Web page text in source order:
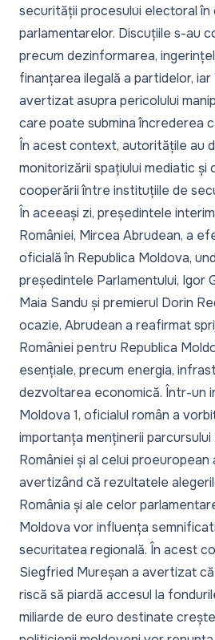
securității procesului electoralîn
parlamentarelor. Discuțiile s-au
precum dezinformarea,
finanțarea ilegală a partidelor, iar
avertizat asupra pericolului
care poate submina încrederea
În acest context, autoritățile au
monitorizării spațiului mediatic și
cooperării între instituțiile de
În aceeași zi, președintele
României, Mircea Abrudean, a
oficială în Republica Moldova,
președintele Parlamentului, Igor
Maia Sandu și premierul Dorin
ocazie, Abrudean a reafirmat
României pentru Republica
esențiale, precum energia,
dezvoltarea economică. Într-un
Moldova 1, oficialul român a
importanța menținerii
României și al celui proeuropean
avertizând că rezultatele
România și ale celor
Moldova vor influența
securitatea regională. În acest
Siegfried Mureșan a avertizat că
riscă să piardă accesul la
miliarde de euro destinate